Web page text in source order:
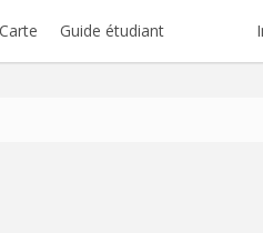
Carte Guide étudiant